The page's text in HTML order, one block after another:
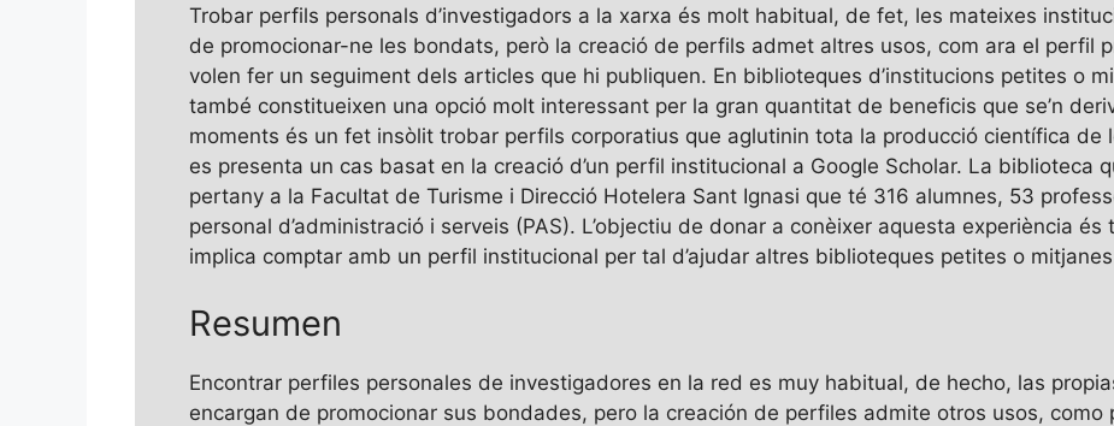
Trobar perfils personals d’investigadors a la xarxa és molt habitual, de fet, les mateixes
de promocionar-ne les bondats, però la creació de perfils admet altres usos, com ara el perfil
volen fer un seguiment dels articles que hi publiquen. En biblioteques d’institucions petites o
també constitueixen una opció molt interessant per la gran quantitat de beneficis que se’n
moments és un fet insòlit trobar perfils corporatius que aglutinin tota la producció científica de
es presenta un cas basat en la creació d’un perfil institucional a Google Scholar. La biblioteca
pertany a la Facultat de Turisme i Direcció Hotelera Sant Ignasi que té 316 alumnes, 53
personal d’administració i serveis (PAS). L’objectiu de donar a conèixer aquesta experiència
implica comptar amb un perfil institucional per tal d’ajudar altres biblioteques petites o
Resumen
Encontrar perfiles personales de investigadores en la red es muy habitual, de hecho, las
encargan de promocionar sus bondades, pero la creación de perfiles admite otros usos, como